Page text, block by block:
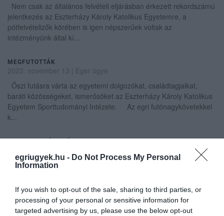
egriugyek.hu - Do Not Process My Personal
Information
If you wish to opt-out of the sale, sharing to third parties, or
processing of your personal or sensitive information for
targeted advertising by us, please use the below opt-out
Nem csak az általános felvételi eljárásban érkezett rekordszámú
jelentkezés az Eszterházy Károly Katolikus Egyetemre, a
pótfelvételizők körében is igen népszerűek voltak az
intézményünk által kí...
MEGFUTOTTÁK
2023. november 13
Eger ügye
Őszi futásra várta az egyetemi dolgozókat, családtagjaikat,
baráti közösségeket, ismerősöket az Eszterházy Károly Katolikus
Egyetem Sporttudományi Intézete. Az egri futónagykövetekkel
k...
2024. július 25|Eger ügye
első helyen –, hogy az idei esztendőben még az előző évitől is
többen ke...